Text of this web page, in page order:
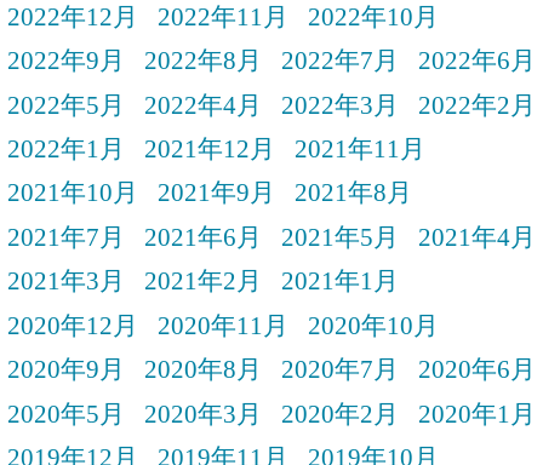
2022年12月
2022年11月
2022年10月
2022年9月
2022年8月 2022年7月
2022年6月
2022年5月
2022年4月 2022年3月
2022年2月
2022年1月
2021年12月
2021年11月
2021年10月
2021年9月
2021年8月
2021年7月
2021年6月 2021年5月
2021年4月
2021年3月
2021年2月
2021年1月
2020年12月
2020年11月
2020年10月
2020年9月
2020年8月 2020年7月
2020年6月
2020年5月
2020年3月 2020年2月
2020年1月
2019年12月
2019年11月
2019年10月